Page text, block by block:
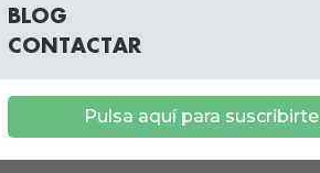
BLOG
CONTACTAR
Pulsa aquí para suscribirte